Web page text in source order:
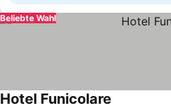
Beliebte Wahl
Hotel Funicolare